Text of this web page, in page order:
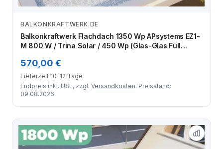
Zum Angebot
BALKONKRAFTWERK.DE
Balkonkraftwerk Flachdach 1350 Wp APsystems EZ1-
M 800 W / Trina Solar / 450 Wp (Glas-Glas Full
570,00 €
Lieferzeit 10-12 Tage
Endpreis inkl. USt., zzgl. Versandkosten. Preisstand:
09.08.2026.